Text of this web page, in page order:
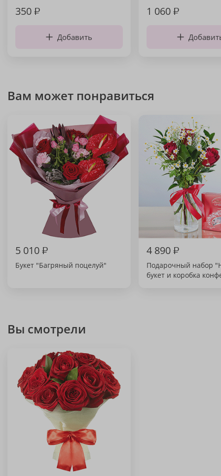
350₽
Добавить
1 060₽
Вам может понравиться
5 010₽
Букет "Багряный поцелуй"
4 890₽
Подарочный набор
букет и коробка
Вы смотрели